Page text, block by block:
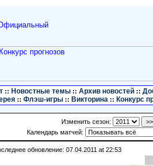
:: Новостные темы :: Архив новостей ::
:: Флэш-игры :: Викторина :: Конкурс
Изменить сезон:
Календарь матчей:
обновление: 07.04.2011 at 22:53